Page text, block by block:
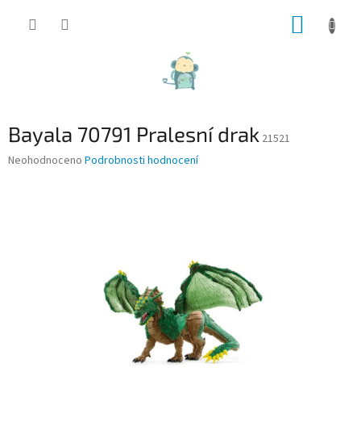
Bayala 70791 Pralesní drak 21521
Průměrné
Neohodnoceno Podrobnosti hodnocení